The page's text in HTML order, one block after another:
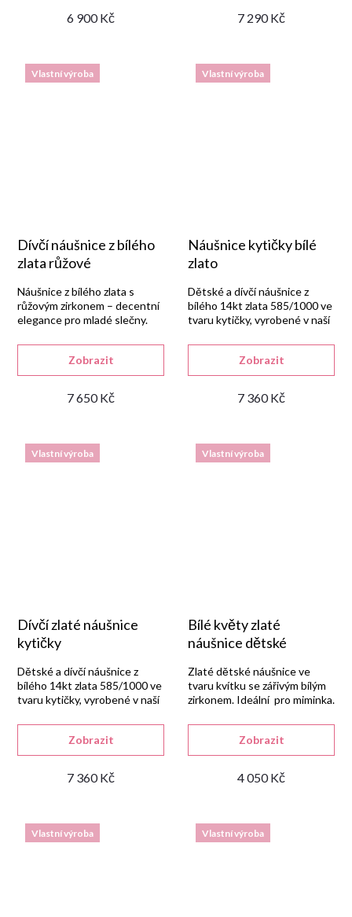
6 900 Kč 7 290 Kč
Vlastní výroba
Dívčí náušnice z bílého
zlata růžové
7 650 Kč
Zobrazit
Náušnice z bílého zlata s
růžovým zirkonem – decentní
elegance pro mladé slečny.
Vlastní výroba
Náušnice kytičky bílé
zlato
7 360 Kč
Zobrazit
Dětské a dívčí náušnice z
bílého 14kt zlata 585/1000 ve
tvaru kytičky, vyrobené v naší
modrým syntetickým safírem
a bílými zirkony.
Vlastní výroba
Dívčí zlaté náušnice
kytičky
7 360 Kč
Zobrazit
Dětské a dívčí náušnice z
bílého 14kt zlata 585/1000 ve
tvaru kytičky, vyrobené v naší
bílými syntetickými zirkony.
Vlastní výroba
Bílé květy zlaté
náušnice dětské
4 050 Kč
Zobrazit
Zlaté dětské náušnice ve
tvaru kvítku se zářivým bílým
zirkonem. Ideální pro miminka.
Vlastní výroba Vlastní výroba